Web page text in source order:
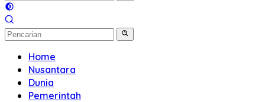
Home
Nusantara
Dunia
Pemerintah